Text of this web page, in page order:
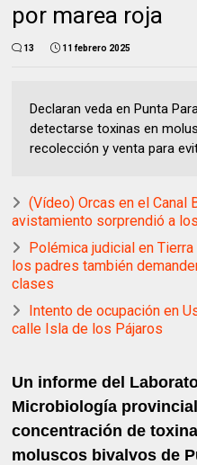
por marea roja
13 11 febrero 2025
Declaran veda en Punta
detectarse toxinas en
recolección y venta para
(Vídeo) Orcas en el Canal
avistamiento sorprendió a
Polémica judicial en
los padres también
clases
Intento de ocupación en
calle Isla de los Pájaros
Un informe del
Microbiología
concentración de
moluscos bivalvos de